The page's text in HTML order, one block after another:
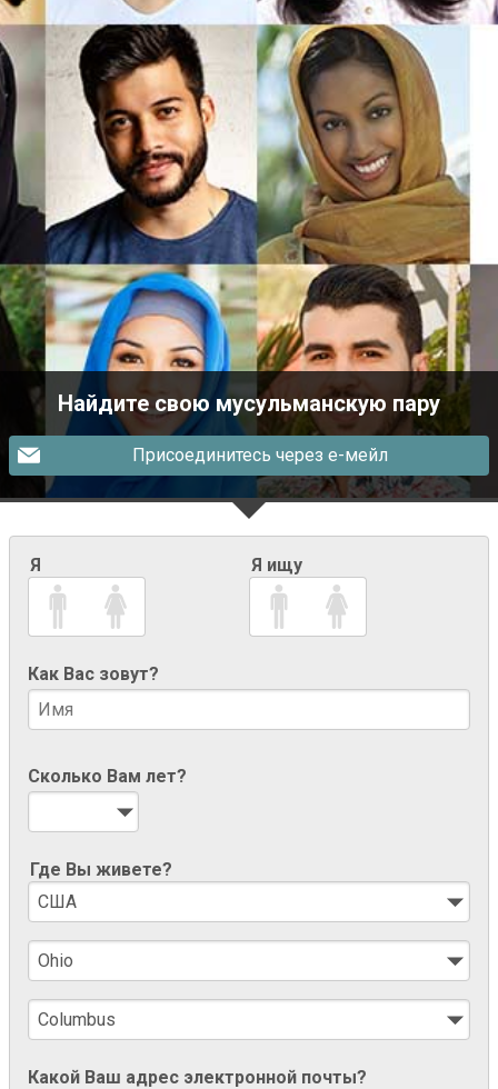
Найдите свою мусульманскую пару
Присоединитесь через е-мейл
Я Я ищу
Как Вас зовут?
Сколько Вам лет?
Где Вы живете?
Какой Ваш адрес электронной почты?